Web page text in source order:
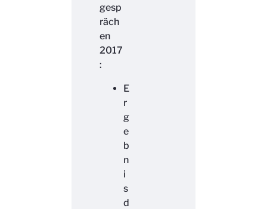
gesp
räch
en
2017
:
E
r
g
e
b
n
i
s
d